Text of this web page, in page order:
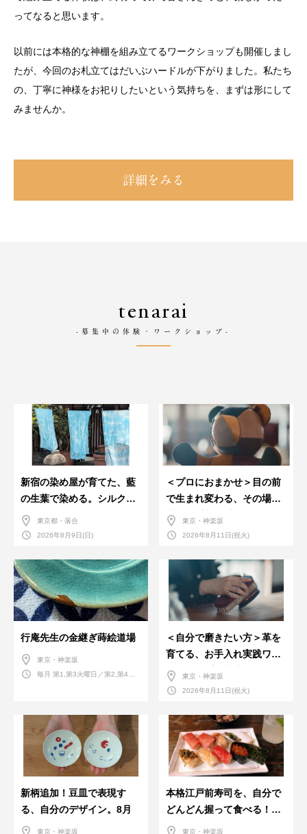
ってなると思います。
以前には本格的な神棚を組み立てるワークショップも開催しまし
たが、今回のお札立てはだいぶハードルが下がりました。私たち
の、丁寧に神様をお祀りしたいという気持ちを、まずは形にして
みませんか。
詳細をみる
tenarai
-募集中の体験・ワークショップ-
新宿の染め屋が育てた、藍
の生葉で染める。シルクの
ストール
東京都・落合
2026年8月9日(日)
＜プロにおまかせ＞目の前
で生まれ変わる、その場で
革のお手入れ受付会。
東京・神楽坂
2026年8月11日(祝火)
行庵先生の金継ぎ蒔絵道場
東京・神楽坂
毎月 第1,第3火曜日／第2,第4火
＜自分で磨きたい方＞革を
育てる、お手入れ実践ワー
クショップ。基本編！
東京・神楽坂
2026年8月11日(祝火)
新柄追加！豆皿で表現す
る、自分のデザイン。8月
東京・神楽坂
本格江戸前寿司を、自分で
どんどん握って食べる！職
人さんに教わる＜握りの練
東京・神楽坂